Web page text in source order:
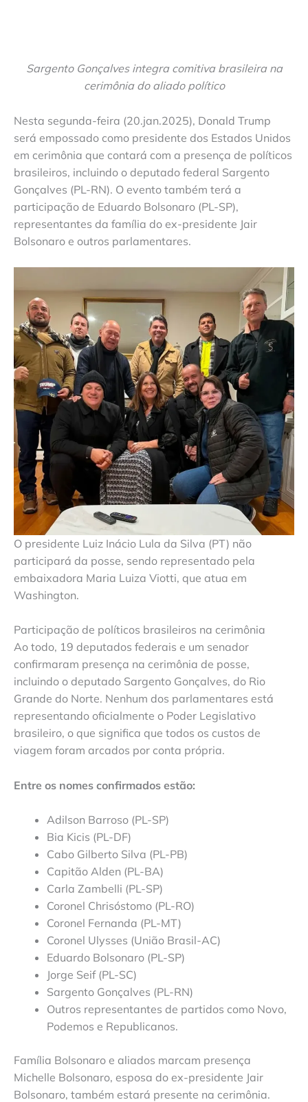
Sargento Gonçalves integra comitiva brasileira na
cerimônia do aliado político
Nesta segunda-feira (20.jan.2025), Donald Trump
será empossado como presidente dos Estados Unidos
em cerimônia que contará com a presença de políticos
brasileiros, incluindo o deputado federal Sargento
Gonçalves (PL-RN). O evento também terá a
participação de Eduardo Bolsonaro (PL-SP),
representantes da família do ex-presidente Jair
Bolsonaro e outros parlamentares.
O presidente Luiz Inácio Lula da Silva (PT) não
participará da posse, sendo representado pela
embaixadora Maria Luiza Viotti, que atua em
Washington.
Participação de políticos brasileiros na cerimônia
Ao todo, 19 deputados federais e um senador
confirmaram presença na cerimônia de posse,
incluindo o deputado Sargento Gonçalves, do Rio
Grande do Norte. Nenhum dos parlamentares está
representando oficialmente o Poder Legislativo
brasileiro, o que significa que todos os custos de
viagem foram arcados por conta própria.
Entre os nomes confirmados estão:
Adilson Barroso (PL-SP)
Bia Kicis (PL-DF)
Cabo Gilberto Silva (PL-PB)
Capitão Alden (PL-BA)
Carla Zambelli (PL-SP)
Coronel Chrisóstomo (PL-RO)
Coronel Fernanda (PL-MT)
Coronel Ulysses (União Brasil-AC)
Eduardo Bolsonaro (PL-SP)
Jorge Seif (PL-SC)
Sargento Gonçalves (PL-RN)
Outros representantes de partidos como Novo,
Podemos e Republicanos.
Família Bolsonaro e aliados marcam presença
Michelle Bolsonaro, esposa do ex-presidente Jair
Bolsonaro, também estará presente na cerimônia.